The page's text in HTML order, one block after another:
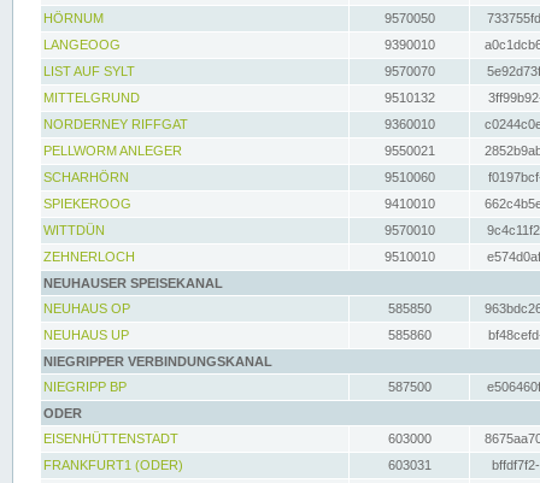
HÖRNUM
9570050
LANGEOOG
9390010
LIST AUF SYLT
9570070
MITTELGRUND
9510132
NORDERNEY RIFFGAT
9360010
PELLWORM ANLEGER
9550021
SCHARHÖRN
9510060
SPIEKEROOG
9410010
WITTDÜN
9570010
ZEHNERLOCH
9510010
NEUHAUSER SPEISEKANAL
NEUHAUS OP
585850
NEUHAUS UP
585860
NIEGRIPPER VERBINDUNGSKANAL
NIEGRIPP BP
587500
ODER
EISENHÜTTENSTADT
603000
FRANKFURT1 (ODER)
603031